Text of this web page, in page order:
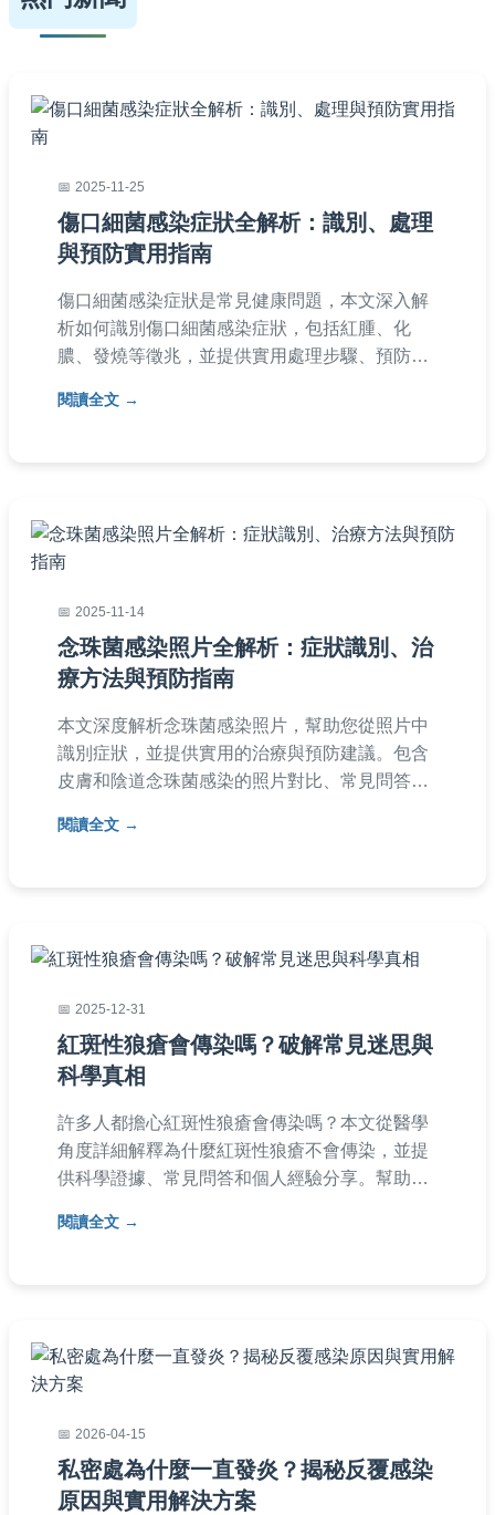
2025-11-25
傷口細菌感染症狀全解析：識別、處理
與預防實用指南
傷口細菌感染症狀是常見健康問題，本文深入解
析如何識別傷口細菌感染症狀，包括紅腫、化
膿、發燒等徵兆，並提供實用處理步驟、預防方
蓋用戶需求，幫助您快速應對傷口感染，避免併
閱讀全文
2025-11-14
念珠菌感染照片全解析：症狀識別、治
療方法與預防指南
本文深度解析念珠菌感染照片，幫助您從照片中
識別症狀，並提供實用的治療與預防建議。包含
皮膚和陰道念珠菌感染的照片對比、常見問答，
免誤判。
閱讀全文
2025-12-31
紅斑性狼瘡會傳染嗎？破解常見迷思與
科學真相
許多人都擔心紅斑性狼瘡會傳染嗎？本文從醫學
角度詳細解釋為什麼紅斑性狼瘡不會傳染，並提
供科學證據、常見問答和個人經驗分享。幫助您
必要的恐懼。
閱讀全文
2026-04-15
私密處為什麼一直發炎？揭秘反覆感染
原因與實用解決方案